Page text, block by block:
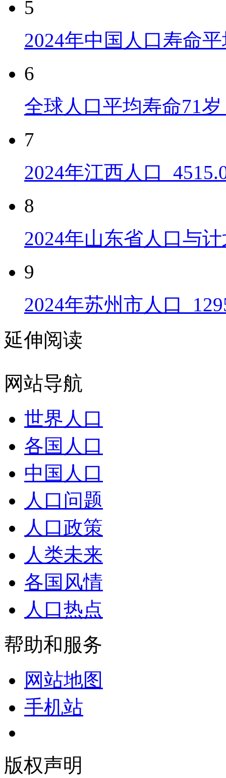
5
2024年中国人口寿命
6
全球人口平均寿命71
7
2024年江西人口
8
2024年山东省人口与
9
2024年苏州市人口
延伸阅读
网站导航
世界人口
各国人口
中国人口
人口问题
人口政策
人类未来
各国风情
人口热点
帮助和服务
网站地图
手机站
版权声明